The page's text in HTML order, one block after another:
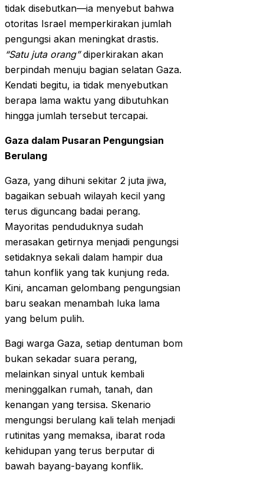
tidak disebutkan—ia menyebut bahwa
otoritas Israel memperkirakan jumlah
pengungsi akan meningkat drastis.
“Satu juta orang”diperkirakan akan
berpindah menuju bagian selatan Gaza.
Kendati begitu, ia tidak menyebutkan
berapa lama waktu yang dibutuhkan
hingga jumlah tersebut tercapai.
Gaza dalam Pusaran Pengungsian
Berulang
Gaza, yang dihuni sekitar 2 juta jiwa,
bagaikan sebuah wilayah kecil yang
terus diguncang badai perang.
Mayoritas penduduknya sudah
merasakan getirnya menjadi pengungsi
setidaknya sekali dalam hampir dua
tahun konflik yang tak kunjung reda.
Kini, ancaman gelombang pengungsian
baru seakan menambah luka lama
yang belum pulih.
Bagi warga Gaza, setiap dentuman bom
bukan sekadar suara perang,
melainkan sinyal untuk kembali
meninggalkan rumah, tanah, dan
kenangan yang tersisa. Skenario
mengungsi berulang kali telah menjadi
rutinitas yang memaksa, ibarat roda
kehidupan yang terus berputar di
bawah bayang-bayang konflik.